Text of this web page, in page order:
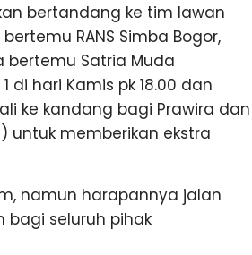
bertandang ke tim lawan
RANS Simba Bogor,
bertemu Satria Muda
hari Kamis pk 18.00 dan
ke kandang bagi Prawira dan
untuk memberikan ekstra
namun harapannya jalan
seluruh pihak